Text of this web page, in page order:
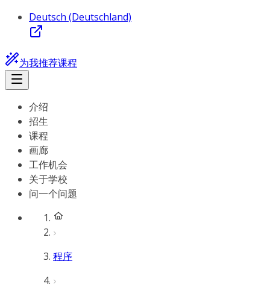
Deutsch (Deutschland)
为我推荐课程
介绍
招生
课程
画廊
工作机会
关于学校
问一个问题
程序